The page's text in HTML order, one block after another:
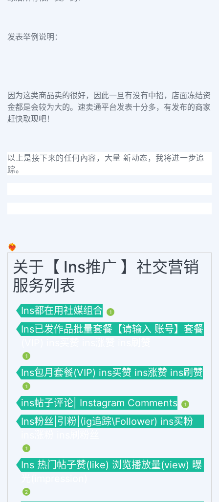
发表举例说明：
因为这类商品卖的很好，因此一旦有没有中招，店面冻结资
金都是会较为大的。速卖通平台发表十分多，有发布的商家
赶快取现吧！
以上是接下来的任何內容，大量 新动态，我将进一步追
踪。
❤️‍🔥
关于【 Ins推广 】社交营销
服务列表
Ins都在用社媒组合 1
Ins已发作品批量套餐【请输入 账号】套餐
1
Ins包月套餐(VIP) ins买赞 ins涨赞 ins刷赞
1
ins帖子评论| Instagram Comments 1
Ins粉丝|引粉|(ig追踪\Follower) ins买粉
1
Ins 热门帖子赞(like) 浏览播放量(view) 曝
2